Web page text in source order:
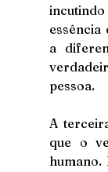
essência
a
pessoa.
A
que o
humano.